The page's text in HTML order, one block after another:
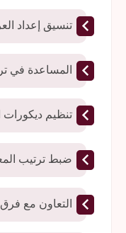
تنسيق إعداد
المساعدة في
تنظيم
ضبط ترتيب
التعاون مع